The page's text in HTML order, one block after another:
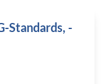
Standards, -